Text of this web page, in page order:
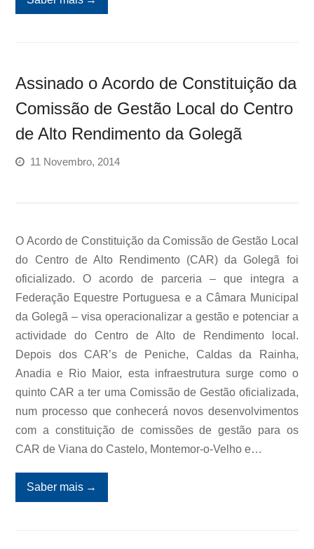
Assinado o Acordo de Constituição da
Comissão de Gestão Local do Centro
de Alto Rendimento da Golegã
11 Novembro, 2014
O Acordo de Constituição da Comissão de Gestão Local
do Centro de Alto Rendimento (CAR) da Golegã foi
oficializado. O acordo de parceria – que integra a
Federação Equestre Portuguesa e a Câmara Municipal
da Golegã – visa operacionalizar a gestão e potenciar a
actividade do Centro de Alto de Rendimento local.
Depois dos CAR’s de Peniche, Caldas da Rainha,
Anadia e Rio Maior, esta infraestrutura surge como o
quinto CAR a ter uma Comissão de Gestão oficializada,
num processo que conhecerá novos desenvolvimentos
com a constituição de comissões de gestão para os
CAR de Viana do Castelo, Montemor-o-Velho e…
Saber mais →